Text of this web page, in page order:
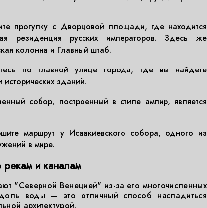
прогулку с Дворцовой площади, где находится
русских императоров. Здесь же
колонна и Главный штаб.
по главной улице города, где вы найдете
зданий.
собор, построенный в стиле ампир, является
маршрут у Исаакиевского собора, одного из
в мире.
и каналам
"Северной Венецией" из-за его многочисленных
воды — это отличный способ насладиться
архитектурой.